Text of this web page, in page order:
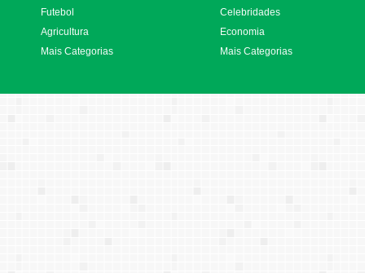
Futebol
Agricultura
Mais Categorias
Celebridades
Economia
Mais Categorias